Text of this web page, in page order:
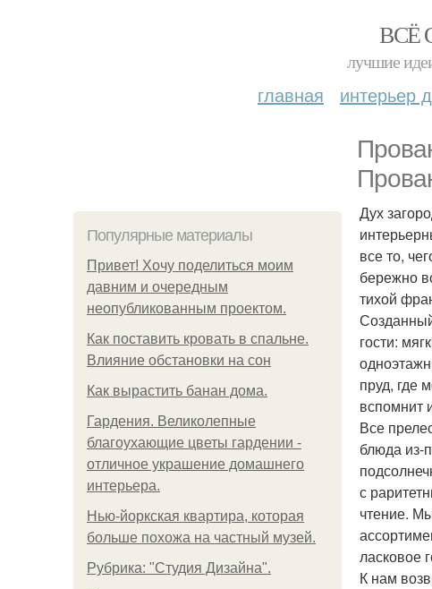
ВСЁ
лучшие
главная интерьер
Популярные материалы
Привет! Хочу поделиться моим
давним и очередным
неопубликованным проектом.
Как поставить кровать в спальне.
Влияние обстановки на сон
Как вырастить банан дома.
Гардения. Великолепные
благоухающие цветы гардении -
отличное украшение домашнего
интерьера.
Нью-йоркская квартира, которая
больше похожа на частный музей.
Рубрика: "Студия Дизайна".
Дух
все то,
бережно
тихой
гости:
пруд, где
вспомнит
Все
блюда из-
с
чтение.
ласковое
К нам